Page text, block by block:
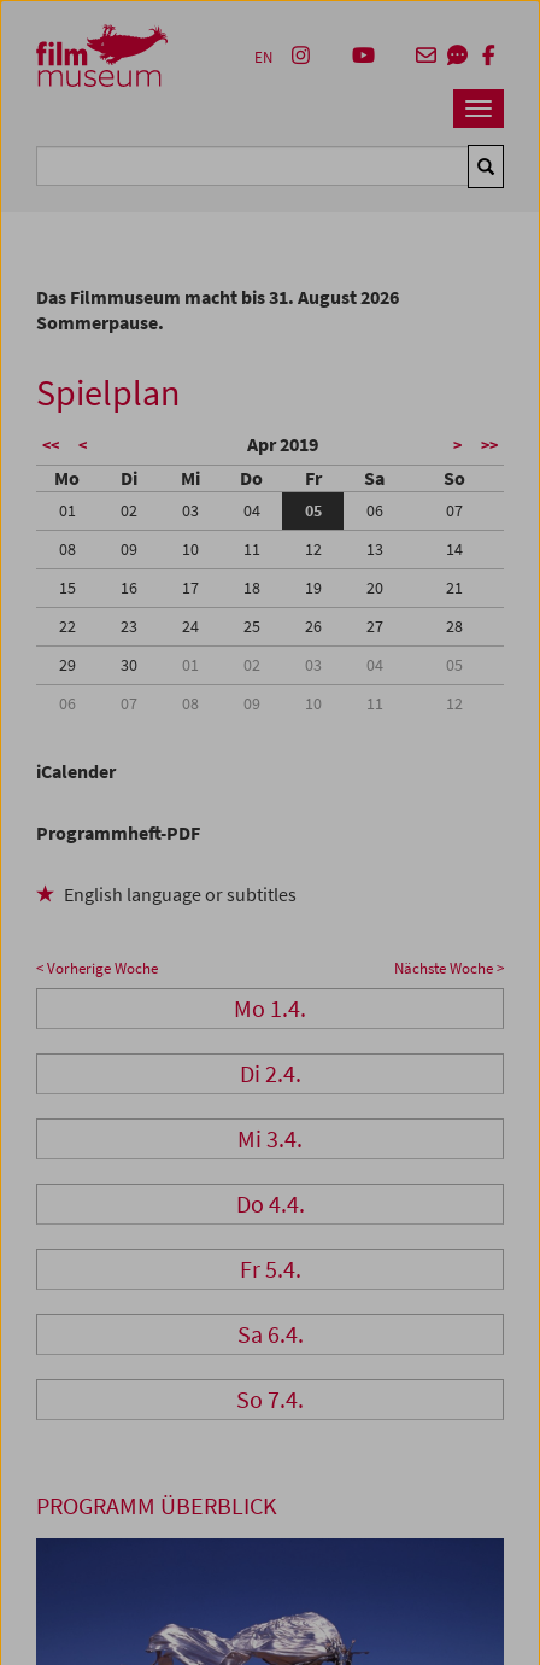
Zum Inhalt
Zum Hauptmenü
Zur Servicenavigation
Zum Suche
Navbar
EN
Das Filmmuseum macht bis 31. August 2026
Sommerpause.
Spielplan
<< < Apr 2019 > >>
Mo Di Mi Do Fr Sa So
01 02 03 04 05 06
07
08
09 10 11 12 13
14
15
16 17 18 19 20
21
22
23 24 25 26 27
28
29
30 01 02 03 04
05
06
07 08 09 10 11 12
iCalender
Programmheft-PDF
English language or subtitles
< Vorherige Woche Nächste Woche >
Mo 1.4.
Di 2.4.
Mi 3.4.
Do 4.4.
Fr 5.4.
Sa 6.4.
So 7.4.
PROGRAMM ÜBERBLICK